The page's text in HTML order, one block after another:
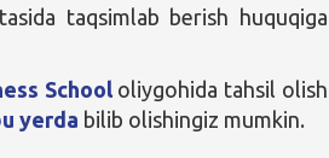
taqsimlab berish huquqiga
Schoololiygohida tahsil olish
yerda bilib olishingiz mumkin.